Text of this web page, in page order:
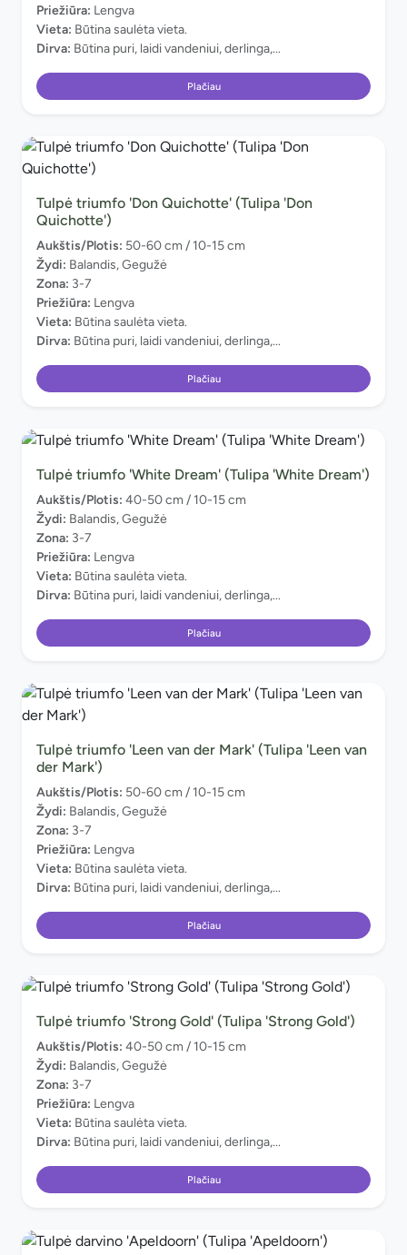
Priežiūra: Lengva
Vieta: Būtina saulėta vieta.
Dirva: Būtina puri, laidi vandeniui, derlinga,...
Plačiau
Tulpė triumfo 'Don Quichotte' (Tulipa 'Don
Quichotte')
Aukštis/Plotis: 50-60 cm / 10-15 cm
Žydi: Balandis, Gegužė
Zona: 3-7
Priežiūra: Lengva
Vieta: Būtina saulėta vieta.
Dirva: Būtina puri, laidi vandeniui, derlinga,...
Plačiau
Tulpė triumfo 'White Dream' (Tulipa 'White Dream')
Aukštis/Plotis: 40-50 cm / 10-15 cm
Žydi: Balandis, Gegužė
Zona: 3-7
Priežiūra: Lengva
Vieta: Būtina saulėta vieta.
Dirva: Būtina puri, laidi vandeniui, derlinga,...
Plačiau
Tulpė triumfo 'Leen van der Mark' (Tulipa 'Leen van
der Mark')
Aukštis/Plotis: 50-60 cm / 10-15 cm
Žydi: Balandis, Gegužė
Zona: 3-7
Priežiūra: Lengva
Vieta: Būtina saulėta vieta.
Dirva: Būtina puri, laidi vandeniui, derlinga,...
Plačiau
Tulpė triumfo 'Strong Gold' (Tulipa 'Strong Gold')
Aukštis/Plotis: 40-50 cm / 10-15 cm
Žydi: Balandis, Gegužė
Zona: 3-7
Priežiūra: Lengva
Vieta: Būtina saulėta vieta.
Dirva: Būtina puri, laidi vandeniui, derlinga,...
Plačiau